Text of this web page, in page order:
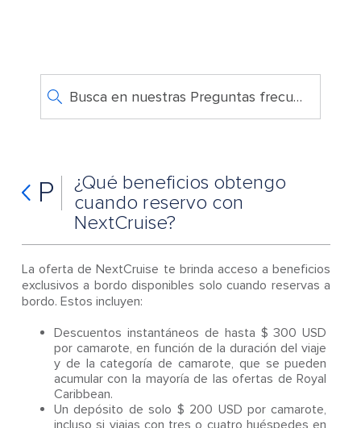
Busca en nuestras Preguntas frecuentes
P
¿Qué beneficios obtengo
cuando reservo con
NextCruise?
La oferta de NextCruise te brinda acceso a beneficios
exclusivos a bordo disponibles solo cuando reservas a
bordo. Estos incluyen:
Descuentos instantáneos de hasta $ 300 USD
por camarote, en función de la duración del viaje
y de la categoría de camarote, que se pueden
acumular con la mayoría de las ofertas de Royal
Caribbean.
Un depósito de solo $ 200 USD por camarote,
incluso si viajas con tres o cuatro huéspedes en